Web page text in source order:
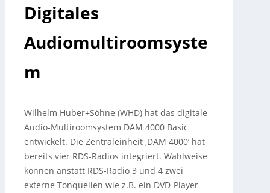
Digitales
Audiomultiroomsyste
m
Wilhelm Huber+Söhne (WHD) hat das digitale
Audio-Multiroomsystem DAM 4000 Basic
entwickelt. Die Zentraleinheit ‚DAM 4000‘ hat
bereits vier RDS-Radios integriert. Wahlweise
können anstatt RDS-Radio 3 und 4 zwei
externe Tonquellen wie z.B. ein DVD-Player